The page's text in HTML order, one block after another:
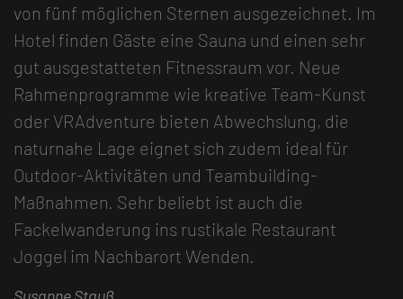
von fünf möglichen Sternen ausgezeichnet. Im
Hotel finden Gäste eine Sauna und einen sehr
gut ausgestatteten Fitnessraum vor. Neue
Rahmenprogramme wie kreative Team-Kunst
oder VRAdventure bieten Abwechslung, die
naturnahe Lage eignet sich zudem ideal für
Outdoor-Aktivitäten und Teambuilding-
Maßnahmen. Sehr beliebt ist auch die
Fackelwanderung ins rustikale Restaurant
Joggel im Nachbarort Wenden.